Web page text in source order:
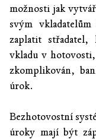
možnosti jak
svým
zaplatit
vkladu v
zkomplikován,
úrok.
Bezhotovostní
úroky mají být